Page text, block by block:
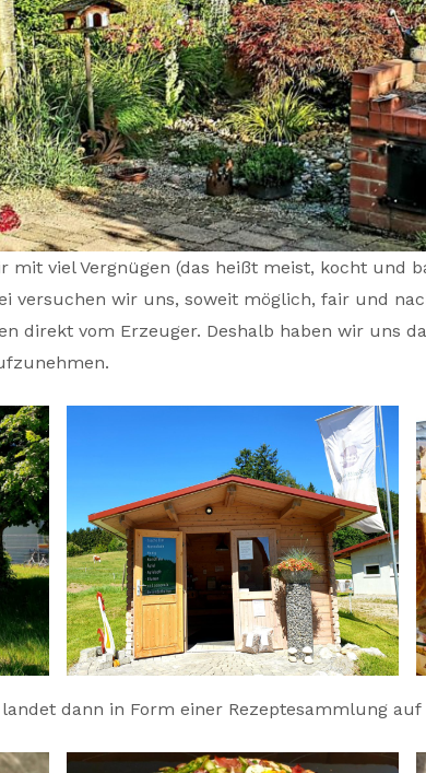
viel Vergnügen (das heißt meist, kocht und
versuchen wir uns, soweit möglich, fair und
direkt vom Erzeuger. Deshalb haben wir uns
dann in Form einer Rezeptesammlung auf